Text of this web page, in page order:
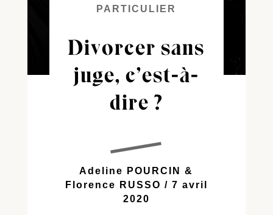
PARTICULIER
Divorcer sans
juge, c’est-à-
dire ?
Adeline POURCIN &
Florence RUSSO / 7 avril
2020